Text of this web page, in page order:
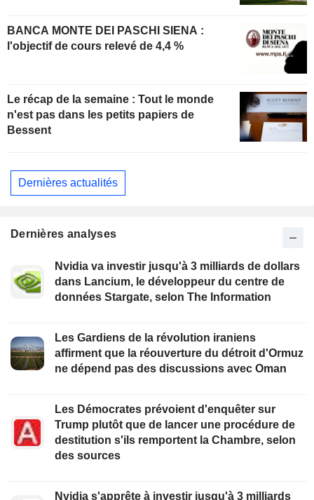
BANCA MONTE DEI PASCHI SIENA :
l'objectif de cours relevé de 4,4 %
Le récap de la semaine : Tout le monde
n'est pas dans les petits papiers de
Bessent
Dernières actualités
Dernières analyses
Nvidia va investir jusqu'à 3 milliards de dollars
dans Lancium, le développeur du centre de
données Stargate, selon The Information
Les Gardiens de la révolution iraniens
affirment que la réouverture du détroit d'Ormuz
ne dépend pas des discussions avec Oman
Les Démocrates prévoient d'enquêter sur
Trump plutôt que de lancer une procédure de
destitution s'ils remportent la Chambre, selon
des sources
Nvidia s'apprête à investir jusqu'à 3 milliards